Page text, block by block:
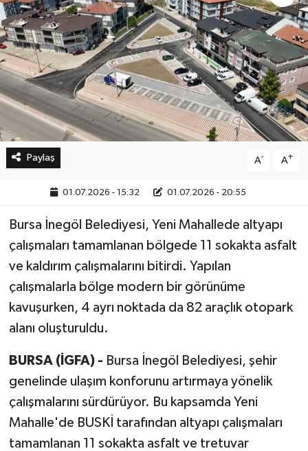
Paylaş A- A+
01.07.2026 - 15:32 01.07.2026 - 20:55
Bursa İnegöl Belediyesi, Yeni Mahallede altyapı
çalışmaları tamamlanan bölgede 11 sokakta asfalt
ve kaldırım çalışmalarını bitirdi. Yapılan
çalışmalarla bölge modern bir görünüme
kavuşurken, 4 ayrı noktada da 82 araçlık otopark
alanı oluşturuldu.
BURSA (İGFA) - Bursa İnegöl Belediyesi, şehir
genelinde ulaşım konforunu artırmaya yönelik
çalışmalarını sürdürüyor. Bu kapsamda Yeni
Mahalle'de BUSKİ tarafından altyapı çalışmaları
tamamlanan 11 sokakta asfalt ve tretuvar
Bilim, Teknoloji